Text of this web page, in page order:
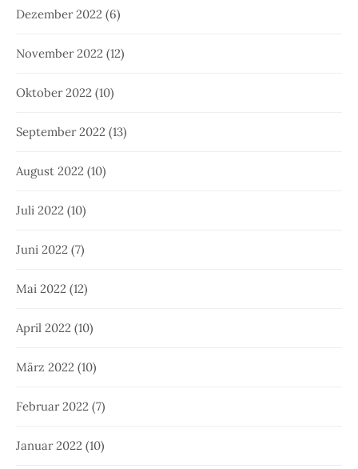
Dezember 2022 (6)
November 2022 (12)
Oktober 2022 (10)
September 2022 (13)
August 2022 (10)
Juli 2022 (10)
Juni 2022 (7)
Mai 2022 (12)
April 2022 (10)
März 2022 (10)
Februar 2022 (7)
Januar 2022 (10)